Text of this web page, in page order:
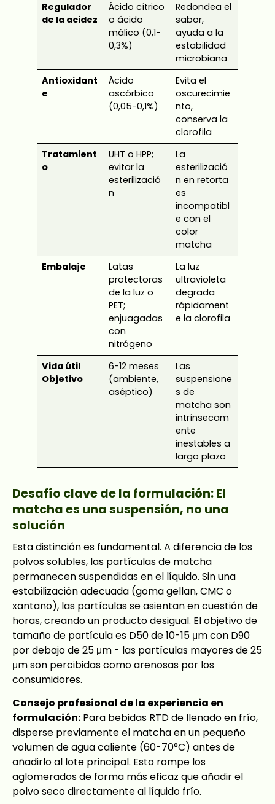
Regulador
de la acidez
Ácido cítrico
o ácido
málico (0,1-
0,3%)
Redondea el
sabor,
ayuda a la
estabilidad
microbiana
Antioxidant
e
Ácido
ascórbico
(0,05-0,1%)
Evita el
oscurecimie
nto,
conserva la
clorofila
Tratamient
o
UHT o HPP;
evitar la
esterilizació
n
La
esterilizació
n en retorta
es
incompatibl
e con el
color
matcha
Embalaje
Latas
protectoras
de la luz o
PET;
enjuagadas
con
nitrógeno
La luz
ultravioleta
degrada
rápidament
e la clorofila
Vida útil
Objetivo
6-12 meses
(ambiente,
aséptico)
Las
suspensione
s de
matcha son
intrínsecam
ente
inestables a
largo plazo
Desafío clave de la formulación: El
matcha es una suspensión, no una
solución
Esta distinción es fundamental. A diferencia de los
polvos solubles, las partículas de matcha
permanecen suspendidas en el líquido. Sin una
estabilización adecuada (goma gellan, CMC o
xantano), las partículas se asientan en cuestión de
horas, creando un producto desigual. El objetivo de
tamaño de partícula es D50 de 10-15 μm con D90
por debajo de 25 μm - las partículas mayores de 25
μm son percibidas como arenosas por los
consumidores.
Consejo profesional de la experiencia en
formulación: Para bebidas RTD de llenado en frío,
disperse previamente el matcha en un pequeño
volumen de agua caliente (60-70°C) antes de
añadirlo al lote principal. Esto rompe los
aglomerados de forma más eficaz que añadir el
polvo seco directamente al líquido frío.